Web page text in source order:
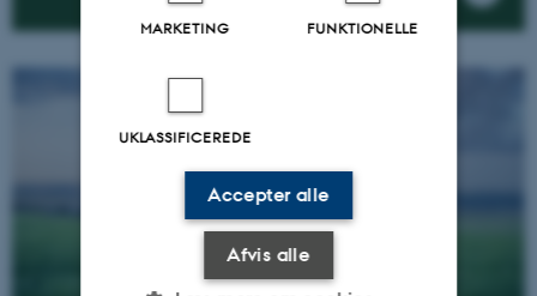
MARKETING FUNKTIONELLE
UKLASSIFICEREDE
Accepter alle
Afvis alle